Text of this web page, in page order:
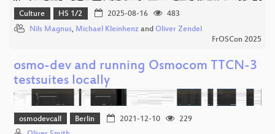
Culture HS 1/2 2025-08-16
483
Nils Magnus, Michael Kleinhenz and Oliver Zendel
FrOSCon 2025
osmo-dev and running Osmocom TTCN-3
testsuites locally
osmodevcall Berlin 2021-12-10
229